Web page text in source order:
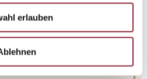
erlauben
connue pour son panorama
et les lacs de Neuchâtel,
paradis de verdure propose de
à vélo ou à pieds, comme
d’aller à la découverte du